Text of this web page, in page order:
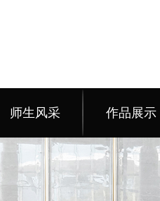
师生风采 作品展示